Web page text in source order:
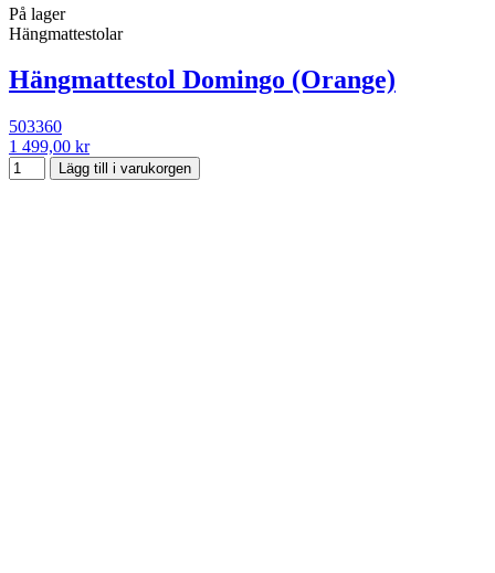
På lager
Hängmattestolar
Hängmattestol Domingo (Orange)
503360
1 499,00 kr
Lägg till i varukorgen